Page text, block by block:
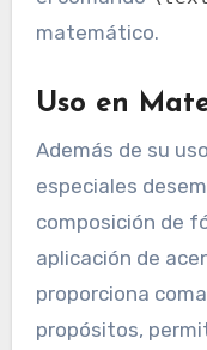
matemático.
Uso en
Además de su
especiales
composición de
aplicación de
proporciona
propósitos,